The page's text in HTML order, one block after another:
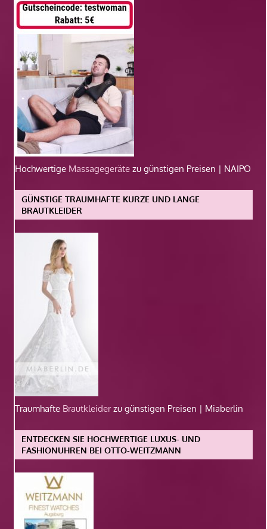
Hochwertige Massagegeräte zu günstigen Preisen | NAIPO
GÜNSTIGE TRAUMHAFTE KURZE UND LANGE
BRAUTKLEIDER
Traumhafte Brautkleiderzu günstigen Preisen | Miaberlin
ENTDECKEN SIE HOCHWERTIGE LUXUS- UND
FASHIONUHREN BEI OTTO-WEITZMANN